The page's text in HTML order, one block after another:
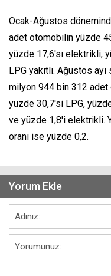
Ocak-Ağustos
adet otomobilin yüzde
yüzde 17,6'sı elektrikli,
LPG yakıtlı. Ağustos
milyon 944 bin 312
yüzde 30,7'si LPG,
ve yüzde 1,8'i elektrikli.
oranı ise yüzde 0,2.
Yorum Ekle